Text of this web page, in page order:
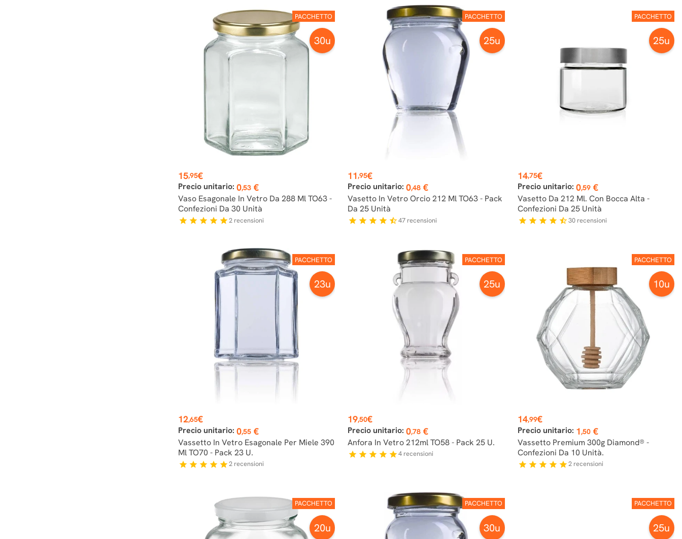
PACCHETTO
30u
Prezzo
15,95€
Precio unitario: 0,53 €
Vaso Esagonale In Vetro Da 288 Ml TO63 -
Confezioni Da 30 Unità
star star star star star2 recensioni
PACCHETTO
25u
Prezzo
11,95€
Precio unitario: 0,48 €
Vasetto In Vetro Orcio 212 Ml TO63 - Pack
Da 25 Unità
star star star star star_half47 recensioni
PACCHETTO
25u
Prezzo
14,75€
Precio unitario: 0,59€
Vasetto Da 212 Ml. Con Bocca Alta -
Confezioni Da 25 Unità
star star star star star_half30 recensioni
PACCHETTO
23u
Prezzo
12,65€
Precio unitario: 0,55 €
Vassetto In Vetro Esagonale Per Miele 390
Ml TO70 - Pack 23 U.
star star star star star2 recensioni
PACCHETTO
25u
Prezzo
19,50€
Precio unitario: 0,78 €
Anfora In Vetro 212ml TO58 - Pack 25 U.
star star star star star4 recensioni
PACCHETTO
10u
Prezzo
14,99€
Precio unitario: 1,50€
Vassetto Premium 300g Diamond® -
Confezioni Da 10 Unità.
star star star star star2 recensioni
PACCHETTO
20u
PACCHETTO
30u
PACCHETTO
25u